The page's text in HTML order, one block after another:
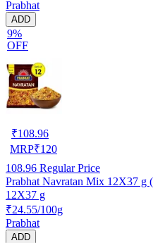
Prabhat
ADD
9%
OFF
₹108.96
MRP₹120
108.96 Regular Price
Prabhat Navratan Mix 12X37 g
12X37 g
₹24.55/100g
Prabhat
ADD